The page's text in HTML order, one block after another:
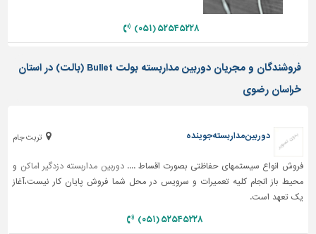
دیوارپوش،
سرویس
بهداشتی
و
ماشین
آلات
برقی،روشنایی،ایمنی
۵۲۵۴۵۲۲۸ (۰۵۱)
فروشندگان و مجریان دوربین مداربسته بولت Bullet (بالت) در استان
خراسان رضوی
تربت جام دوربین مداربسته جوینده
فروش انواع سیستمهای حفاظتی بصورت اقساط ....دوربین مداربسته دزدگیر اماکن و
محیط باز انجام کلیه تعمیرات و سرویس در محل شما فروش پایان کار نیست،آغاز
یک تعهد است.
۵۲۵۴۵۲۲۸ (۰۵۱)